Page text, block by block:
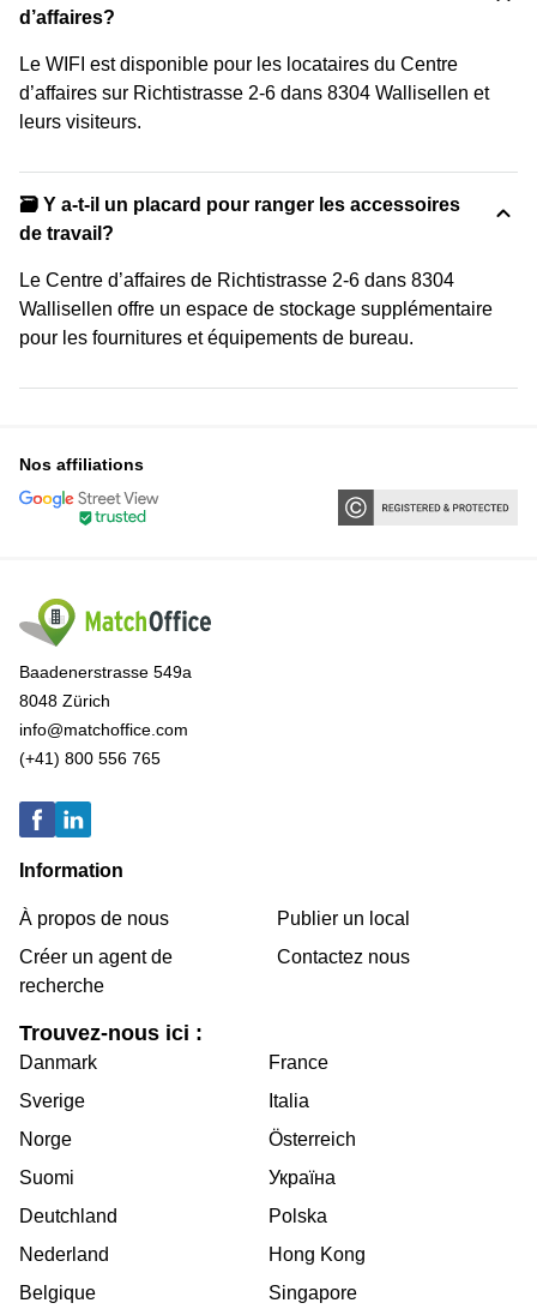
d’affaires?
Le WIFI est disponible pour les locataires du Centre
d’affaires sur Richtistrasse 2-6 dans 8304 Wallisellen et
leurs visiteurs.
🗃️ Y a-t-il un placard pour ranger les accessoires
de travail?
Le Centre d’affaires de Richtistrasse 2-6 dans 8304
Wallisellen offre un espace de stockage supplémentaire
pour les fournitures et équipements de bureau.
Nos affiliations
Baadenerstrasse 549a
8048 Zürich
info@matchoffice.com
(+41) 800 556 765
Information
À propos de nous
Créer un agent de
recherche
Publier un local
Contactez nous
Trouvez-nous ici :
Danmark
Sverige
Norge
Suomi
Deutchland
Nederland
Belgique
France
Italia
Österreich
Україна
Polska
Hong Kong
Singapore